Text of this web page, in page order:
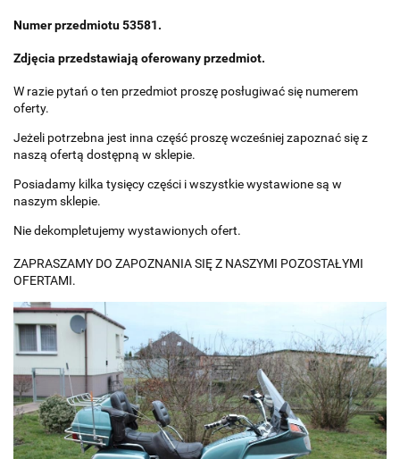
Numer przedmiotu 53581.
Zdjęcia przedstawiają oferowany przedmiot.
W razie pytań o ten przedmiot proszę posługiwać się numerem
oferty.
Jeżeli potrzebna jest inna część proszę wcześniej zapoznać się z
naszą ofertą dostępną w sklepie.
Posiadamy kilka tysięcy części i wszystkie wystawione są w
naszym sklepie.
Nie dekompletujemy wystawionych ofert.
ZAPRASZAMY DO ZAPOZNANIA SIĘ Z NASZYMI POZOSTAŁYMI
OFERTAMI.